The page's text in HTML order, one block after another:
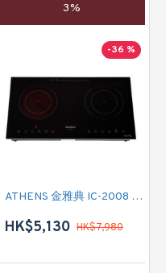
3%
-36 %
ATHENS 金雅典 IC-2008 雙頭電磁/電陶二合一
HK$5,130 HK$7,980